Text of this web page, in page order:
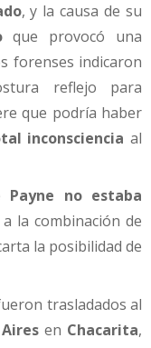
, y la causa de su
que provocó una
forenses indicaron
reflejo para
que podría haber
inconsciencia al
Payne no estaba
la combinación de
la posibilidad de
trasladados al
en Chacarita,